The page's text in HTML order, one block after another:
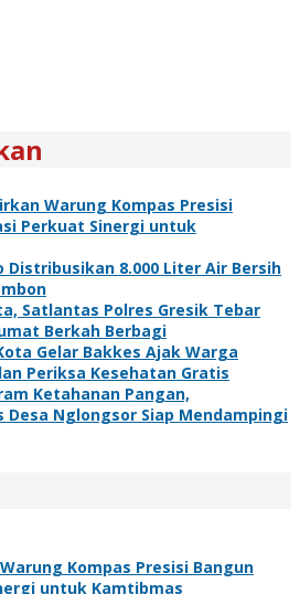
Warung Kompas Presisi
Perkuat Sinergi untuk
Distribusikan 8.000 Liter Air Bersih
Satlantas Polres Gresik Tebar
Berkah Berbagi
Gelar Bakkes Ajak Warga
Periksa Kesehatan Gratis
Ketahanan Pangan,
Desa Nglongsor Siap Mendampingi
Kompas Presisi Bangun
untuk Kamtibmas